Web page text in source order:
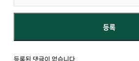
등록된 댓글이 없습니다.